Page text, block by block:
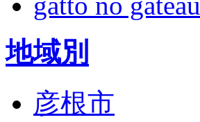
地域別
彦根市